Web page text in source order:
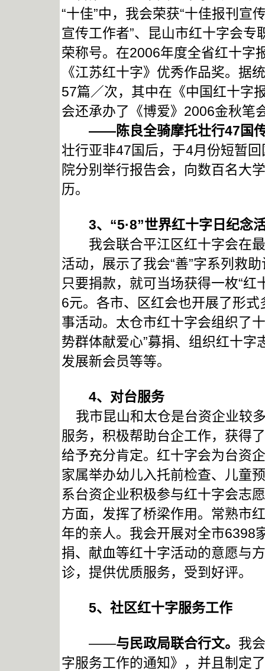
“十佳”中，我会荣获“十佳报刊宣
宣传工作者”、昆山市红十字会专
荣称号。在2006年度全省红十字
《江苏红十字》优秀作品奖。据
57篇／次，其中在《中国红十字
会还承办了《博爱》2006金秋笔
——陈良全骑摩托壮行47国传
壮行亚非47国后，于4月份短暂
院分别举行报告会，向数百名大
历。
3、“5·8”世界红十字日纪念
我会联合平江区红十字会在最
活动，展示了我会“善”字系列救
只要捐款，就可当场获得一枚“
6元。各市、区红会也开展了形式
事活动。太仓市红十字会组织了
势群体献爱心”募捐、组织红十
发展新会员等等。
4、对台服务
我市昆山和太仓是台资企业较
服务，积极帮助台企工作，获得
给予充分肯定。红十字会为台资
家属举办幼儿入托前检查、儿童
系台资企业积极参与红十字会志
方面，发挥了桥梁作用。常熟市
年的亲人。我会开展对全市6398
捐、献血等红十字活动的意愿与
诊，提供优质服务，受到好评。
5、社区红十字服务工作
——与民政局联合行文。 我
字服务工作的通知》，并且制定